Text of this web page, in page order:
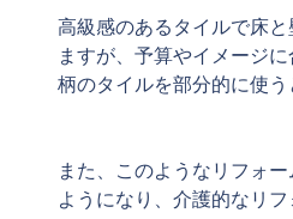
高級感のあるタイルで床
ますが、予算やイメージ
柄のタイルを部分的に使う
また、このようなリフォ
ようになり、介護的なリ